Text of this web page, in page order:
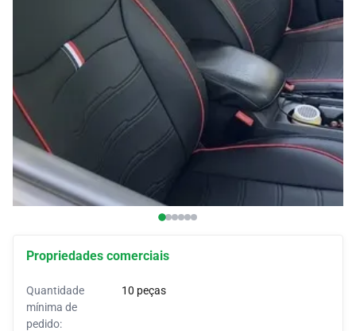
Coberturas para automóveis
Soutiens para automóveis
Cornos personalizados
Revestimentos para automóveis
Tendas para automóveis
Propriedades comerciais
Quantidade
mínima de
pedido:
10 peças